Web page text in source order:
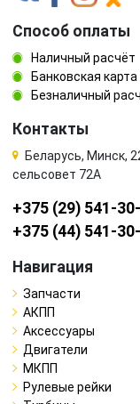
Способ оплаты
Наличный расчёт
Банковская карта
Безналичный
Контакты
Беларусь, Минск,
сельсовет 72А
+375 (29) 541-
+375 (44) 541-
Навигация
Запчасти
АКПП
Аксессуары
Двигатели
МКПП
Рулевые рейки